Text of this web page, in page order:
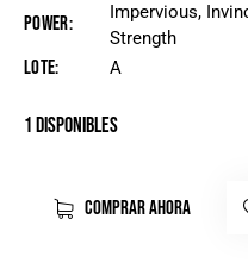
Power
Impervious,
Strength
Lote A
1 disponibles
COMPRAR AHORA